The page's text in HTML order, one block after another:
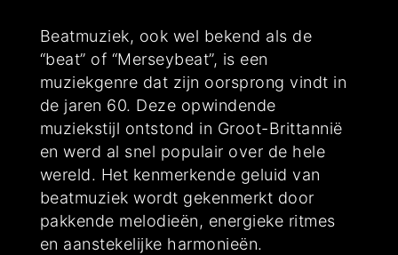
Beatmuziek, ook wel bekend als de
“beat” of “Merseybeat”, is een
muziekgenre dat zijn oorsprong vindt in
de jaren 60. Deze opwindende
muziekstijl ontstond in Groot-Brittannië
en werd al snel populair over de hele
wereld. Het kenmerkende geluid van
beatmuziek wordt gekenmerkt door
pakkende melodieën, energieke ritmes
en aanstekelijke harmonieën.